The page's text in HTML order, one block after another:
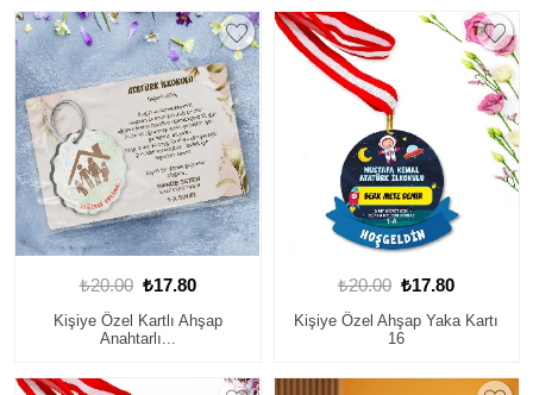
₺20.00 ₺17.80
Kişiye Özel Kartlı Ahşap
Anahtarlı...
₺20.00 ₺17.80
Kişiye Özel Ahşap Yaka Kartı
16